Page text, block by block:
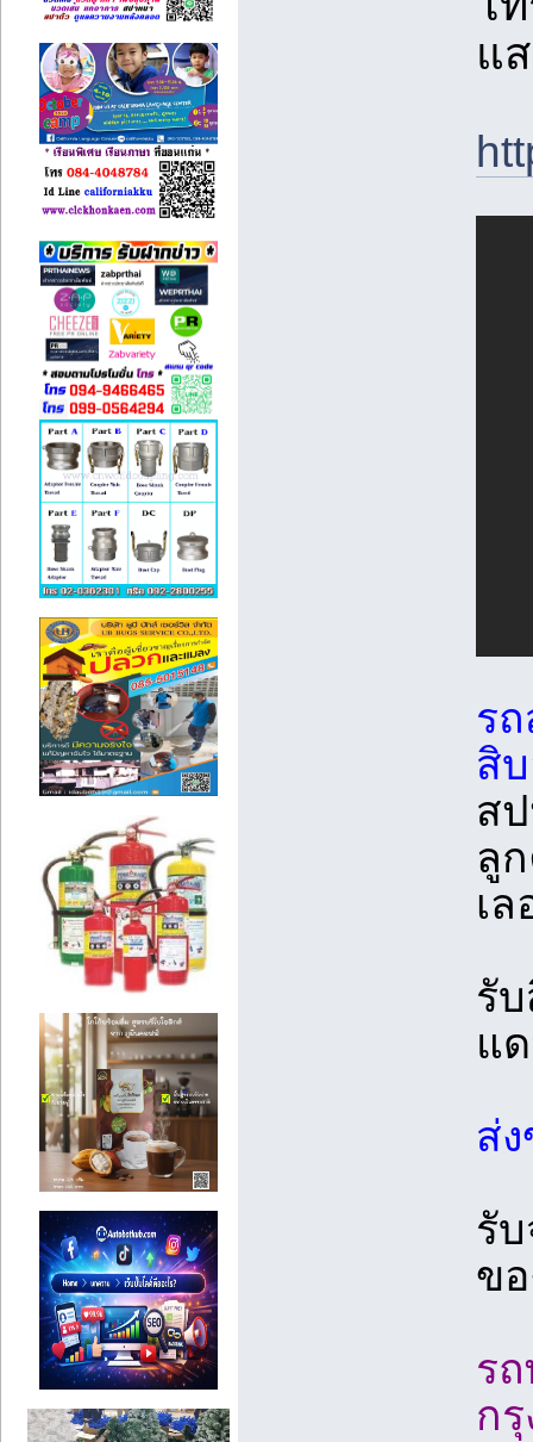
แ
ร
สิ
ส
ลู
เ
รั
แ
ส่
รั
ข
ร
ก